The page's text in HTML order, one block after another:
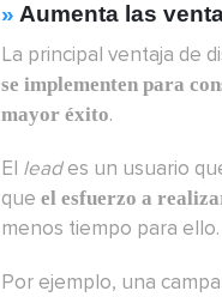
» Aumenta las
La principal ventaja de
se implementen para
mayor éxito.
El leades un usuario
que el esfuerzo a
menos tiempo para ello.
Por ejemplo, una